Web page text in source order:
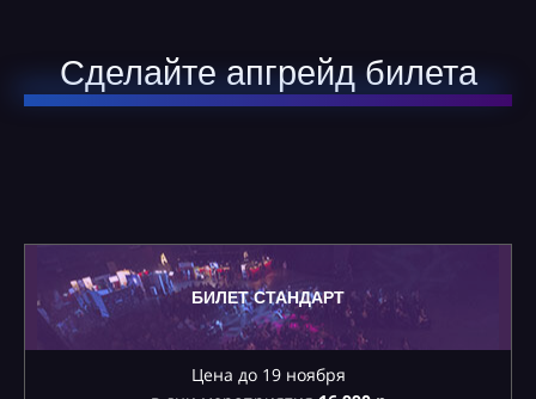
Сделайте апгрейд билета
БИЛЕТ СТАНДАРТ
Цена до 19 ноября